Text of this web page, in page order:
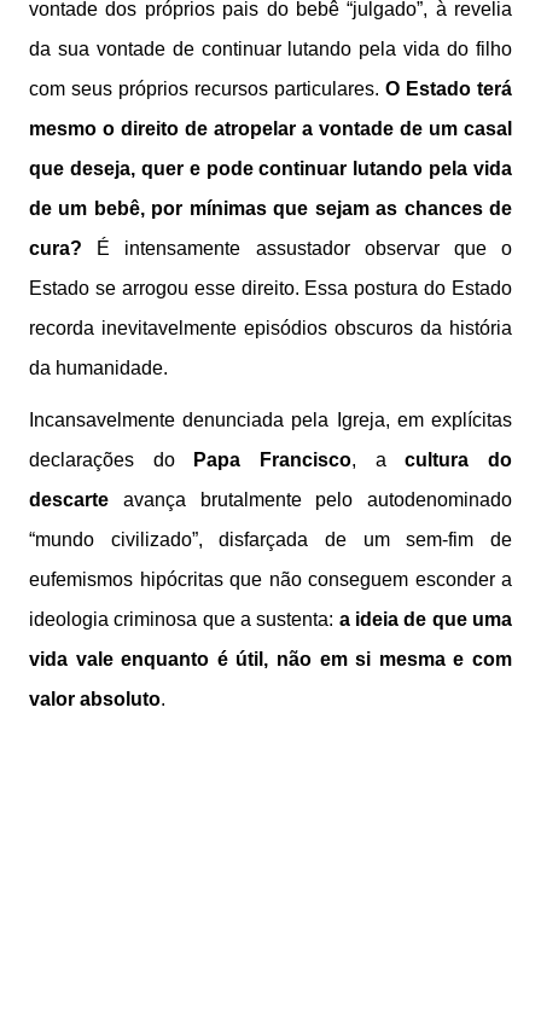
vontade dos próprios pais do bebê “julgado”, à revelia
da sua vontade de continuar lutando pela vida do filho
com seus próprios recursos particulares. O Estado terá
mesmo o direito de atropelar a vontade de um casal
que deseja, quer e pode continuar lutando pela vida
de um bebê, por mínimas que sejam as chances de
cura? É intensamente assustador observar que o
Estado se arrogou esse direito. Essa postura do Estado
recorda inevitavelmente episódios obscuros da história
da humanidade.
Incansavelmente denunciada pela Igreja, em explícitas
declarações do
Papa Francisco, acultura do
descarte avança brutalmente pelo autodenominado
“mundo civilizado”, disfarçada de um sem-fim de
eufemismos hipócritas que não conseguem esconder a
ideologia criminosa que a sustenta: a ideia de que uma
vida vale enquanto é útil, não em si mesma e com
valor absoluto.